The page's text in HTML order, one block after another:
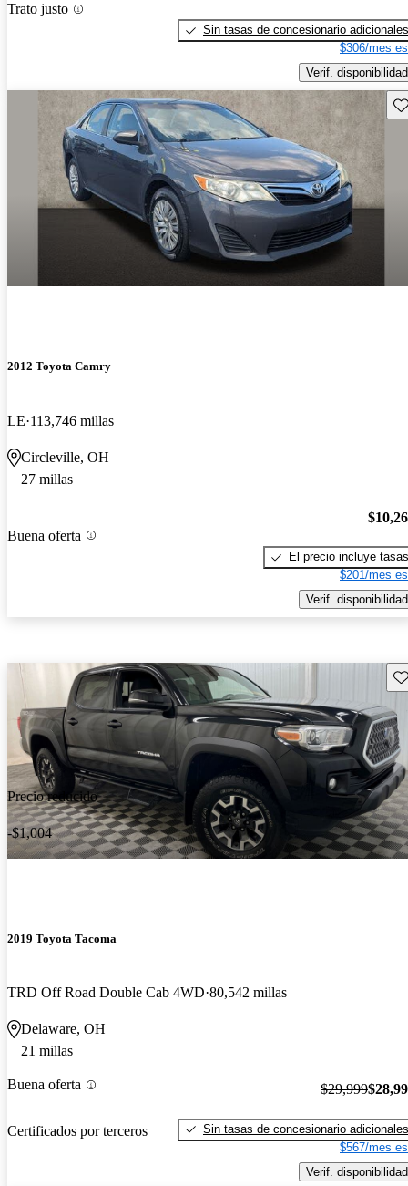
Trato justo
Sin tasas de concesionario adicionales
$306/mes
Verif. disponibilidad
2012 Toyota Camry
LE 113,746 millas
Circleville, OH
27 millas
Buena oferta
El precio incluye tasas
$201/mes
Verif. disponibilidad
Precio reducido
-$1,004
2019 Toyota Tacoma
TRD Off Road Double Cab 4WD 80,542 millas
Delaware, OH
21 millas
Buena oferta
Certificados por terceros
$29,999
Sin tasas de concesionario adicionales
$567/mes
Verif. disponibilidad